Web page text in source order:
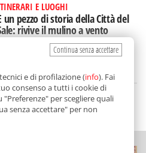
E LUOGHI
un pezzo di storia della Città del
rivive il mulino a vento
in Sicilia
Jana Cardinale
BALARM
Continua senza accettare
e di profilazione (info). Fai
consenso a tutti i cookie di
per scegliere quali
senza accettare" per non